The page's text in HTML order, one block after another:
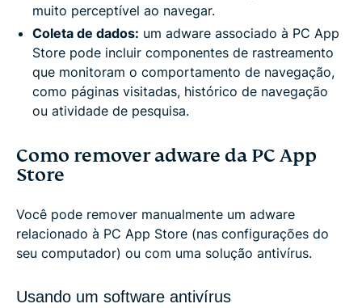
muito perceptível ao navegar.
Coleta de dados: um adware associado à PC App
Store pode incluir componentes de rastreamento
que monitoram o comportamento de navegação,
como páginas visitadas, histórico de navegação
ou atividade de pesquisa.
Como remover adware da PC App
Store
Você pode remover manualmente um adware
relacionado à PC App Store (nas configurações do
seu computador) ou com uma solução antivírus.
Usando um software antivírus